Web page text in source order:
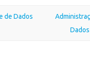
de Dados